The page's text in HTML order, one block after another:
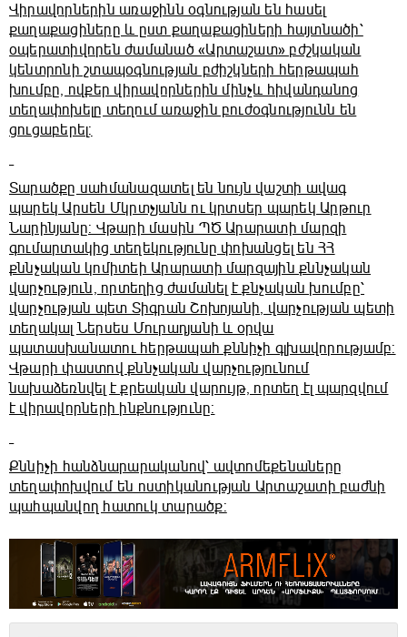
Վիրավորներին առաջինն օգնության են հասել
քաղաքացիները և ըստ քաղաքացիների հայտնածի՝
օպերատիվորեն ժամանած «Արտաշատ» բժշկական
կենտրոնի շտապօգնության բժիշկների հերթապահ
խումբը, ովքեր վիրավորներին մինչև հիվանդանոց
տեղափոխելը տեղում առաջին բուժօգնությունն են
ցուցաբերել:
Տարածքը սահմանազատել են նույն վաշտի ավագ
պարեկ Արսեն Մկրտչյանն ու կրտսեր պարեկ Արթուր
Նարինյանը: Վթարի մասին ՊԾ Արարատի մարզի
գումարտակից տեղեկությունը փոխանցել են ՀՀ
քննչական կոմիտեի Արարատի մարզային քննչական
վարչություն, որտեղից ժամանել է քնչական խումբը՝
վարչության պետ Տիգրան Շոխոյանի, վարչության պետի
տեղակալ Ներսես Մուրադյանի և օրվա
պատասխանատու հերթապահ քննիչի գլխավորությամբ:
Վթարի փաստով քննչական վարչությունում
նախաձեռնվել է քրեական վարույթ, որտեղ էլ պարզվում
է վիրավորների ինքնությունը:
Քննիչի հանձնարարականով՝ ավտոմեքենաները
տեղափոխվում են ոստիկանության Արտաշատի բաժնի
պահպանվող հատուկ տարածք: